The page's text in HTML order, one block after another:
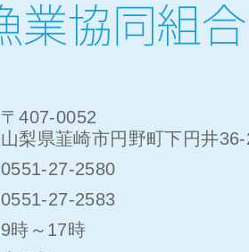
〒407-0052
山梨県韮崎市円野町下円井
0551-27-2580
0551-27-2583
9時～17時